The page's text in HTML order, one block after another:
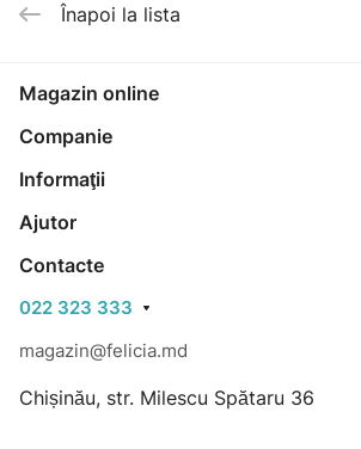
Înapoi la lista
Magazin online
Companie
Informaţii
Ajutor
Contacte
022 323 333
magazin@felicia.md
Chișinău, str. Milescu Spătaru 36